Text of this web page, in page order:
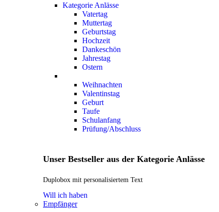
Kategorie Anlässe
Vatertag
Muttertag
Geburtstag
Hochzeit
Dankeschön
Jahrestag
Ostern
Weihnachten
Valentinstag
Geburt
Taufe
Schulanfang
Prüfung/Abschluss
Unser Bestseller aus der Kategorie Anlässe
Duplobox mit personalisiertem Text
Will ich haben
Empfänger